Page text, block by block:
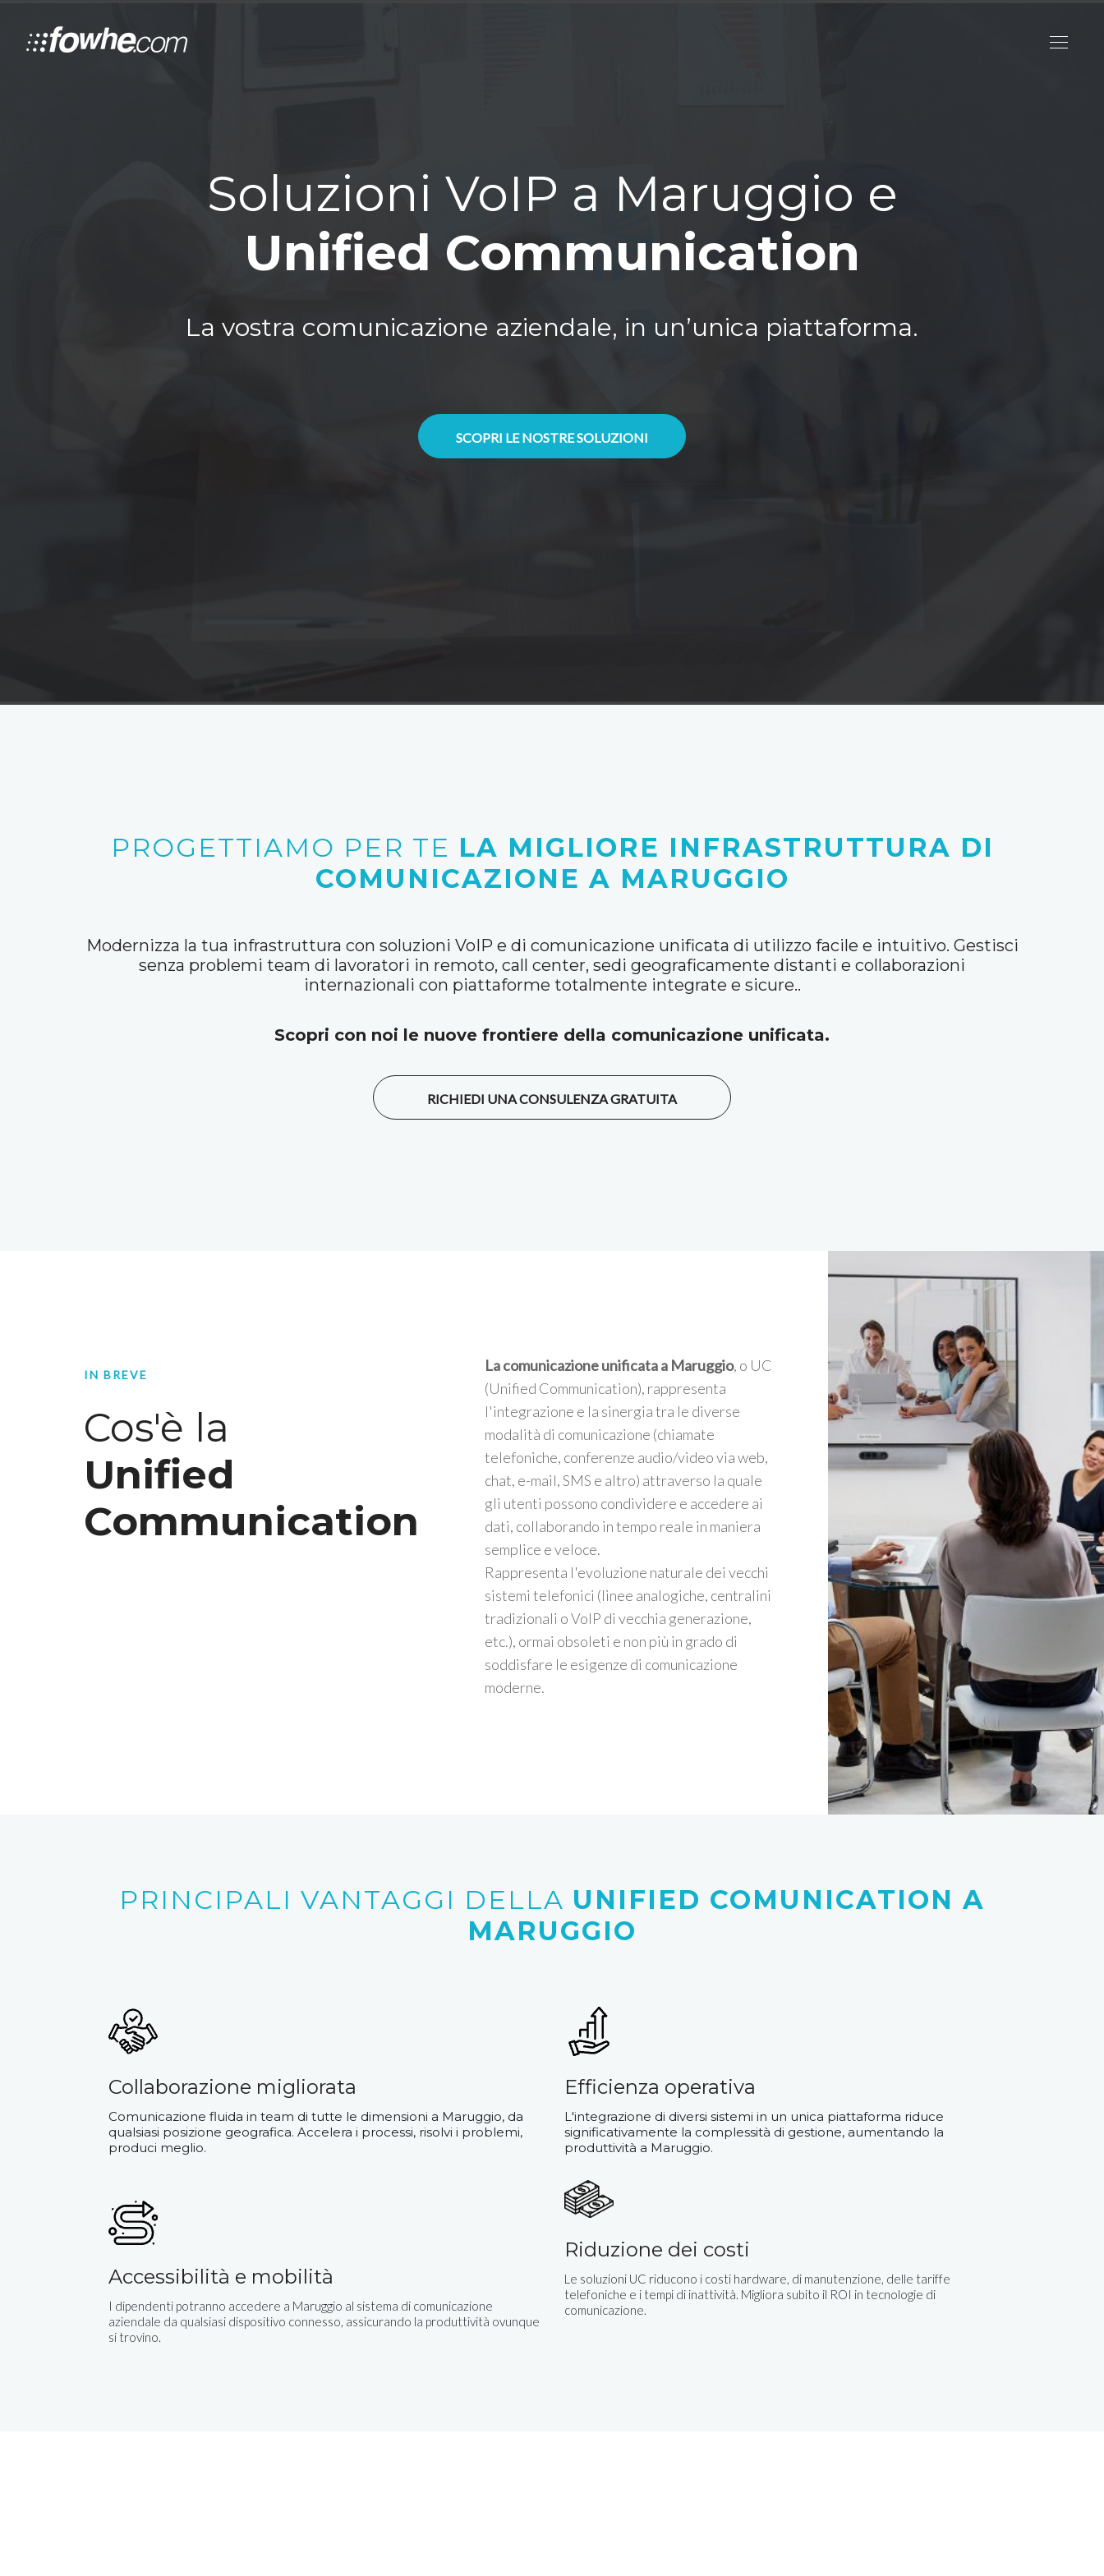
Soluzioni VoIP a Maruggio e
Unified Communication
La vostra comunicazione aziendale, in un’unica piattaforma.
SCOPRI LE NOSTRE SOLUZIONI
PROGETTIAMO PER TE LA MIGLIORE INFRASTRUTTURA DI
COMUNICAZIONE A MARUGGIO
Modernizza la tua infrastruttura con soluzioni VoIP e di comunicazione unificata di utilizzo facile e intuitivo. Gestisci
senza problemi team di lavoratori in remoto, call center, sedi geograficamente distanti e collaborazioni
internazionali con piattaforme totalmente integrate e sicure..
Scopri con noi le nuove frontiere della comunicazione unificata.
RICHIEDI UNA CONSULENZA GRATUITA
IN BREVE
Cos'è la
Unified
Communication
La comunicazione unificata a Maruggio, o UC
(Unified Communication), rappresenta
l'integrazione e la sinergia tra le diverse
modalità di comunicazione (chiamate
telefoniche, conferenze audio/video via web,
chat, e-mail, SMS e altro) attraverso la quale
gli utenti possono condividere e accedere ai
dati, collaborando in tempo reale in maniera
semplice e veloce.
Rappresenta l'evoluzione naturale dei vecchi
sistemi telefonici (linee analogiche, centralini
tradizionali o VoIP di vecchia generazione,
etc.), ormai obsoleti e non più in grado di
soddisfare le esigenze di comunicazione
moderne.
PRINCIPALI VANTAGGI DELLA UNIFIED COMUNICATION A
MARUGGIO
Collaborazione migliorata
Comunicazione fluida in team di tutte le dimensioni a Maruggio, da
qualsiasi posizione geografica. Accelera i processi, risolvi i problemi,
produci meglio.
Efficienza operativa
L'integrazione di diversi sistemi in un unica piattaforma riduce
significativamente la complessità di gestione, aumentando la
produttività a Maruggio.
Accessibilità e mobilità
I dipendenti potranno accedere a Maruggio al sistema di comunicazione
aziendale da qualsiasi dispositivo connesso, assicurando la produttività ovunque
si trovino.
Riduzione dei costi
Le soluzioni UC riducono i costi hardware, di manutenzione, delle tariffe
telefoniche e i tempi di inattività. Migliora subito il ROI in tecnologie di
comunicazione.